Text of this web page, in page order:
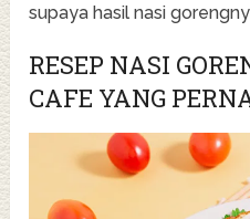
supaya hasil nasi
RESEP NASI
CAFE YANG